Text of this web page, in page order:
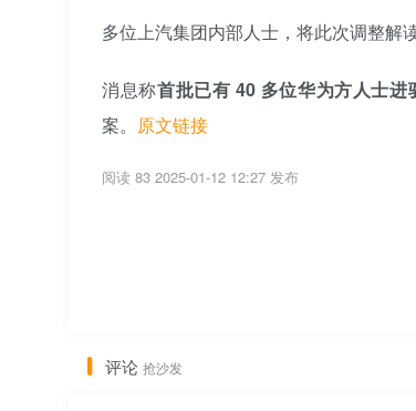
多位上汽集团内部人士，将此次调整解
消息称首批已有 40 多位华为方人士进
案。 原文链接
阅读 83 2025-01-12 12:27 发布
评论 抢沙发